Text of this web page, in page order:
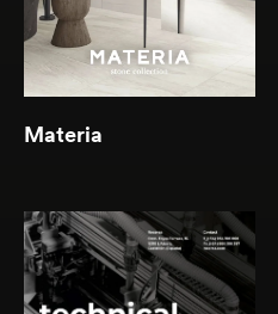
Herunterladen (0.47 MB )
Materia